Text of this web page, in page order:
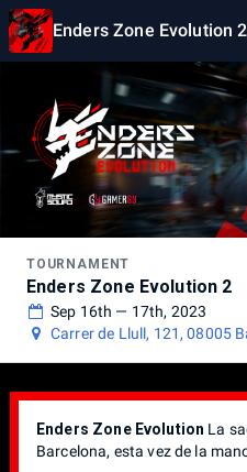
Enders Zone Evolution 2
TOURNAMENT
Enders Zone Evolution 2
Sep 16th — 17th, 2023
Carrer de Llull, 121, 08005
Enders Zone Evolution La
Barcelona, esta vez de la